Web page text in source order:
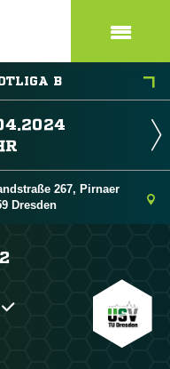
B
267, Pirnaer
Dresden